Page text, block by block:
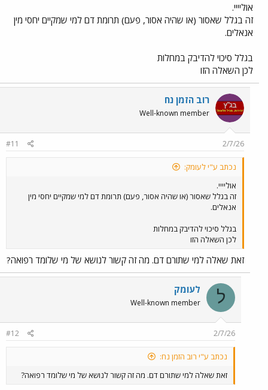
אוליייי.
זה בגלל שאסור (או שהיה אסור, פעם) תרומת דם למי שמקיים יחסי מין
אנאלים.
בגלל סיכוי להדיבק במחלות
לכן השאלה הזו
רוב הזמן נח
Well-known member
2/7/26
#11
נכתב ע"י לעומק:
אוליייי.
זה בגלל שאסור (או שהיה אסור, פעם) תרומת דם למי שמקיים יחסי מין
אנאלים.
בגלל סיכוי להדיבק במחלות
לכן השאלה הזו
זאת שאלה למי שתורם דם. מה זה קשור לנושא של מי שלומד רפואה?
ל לעומק
Well-known member
2/7/26
#12
נכתב ע"י רוב הזמן נח:
זאת שאלה למי שתורם דם. מה זה קשור לנושא של מי שלומד רפואה?